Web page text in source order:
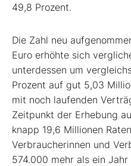
49,8 Prozent.
Die Zahl neu
Euro erhöhte sich
unterdessen um
Prozent auf gut 5,03
mit noch laufenden
Zeitpunkt der Erhebung
knapp 19,6 Millionen
Verbraucherinnen und
574.000 mehr als ein Jahr